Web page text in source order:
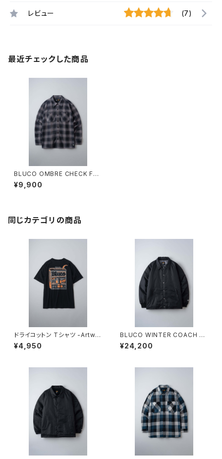
レビュー (7)
最近チェックした商品
BLUCO OMBRE CHECK FLA
NNEL SHIRT
¥9,900
同じカテゴリの商品
ドライコットン Tシャツ -Artwor
k by JACK-O’ ART WORKS
-
¥4,950
BLUCO WINTER COACH JA
CKET BLACK
¥24,200